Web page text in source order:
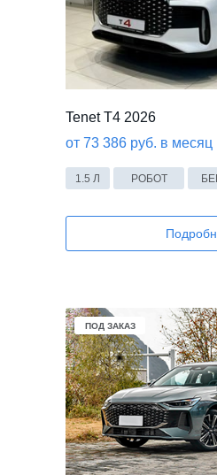
Tenet T4 2026
от 73 386 руб. в месяц
1.5 Л РОБОТ
ПОД ЗАКАЗ